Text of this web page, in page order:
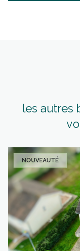
les autres
NOUVEAUTÉ